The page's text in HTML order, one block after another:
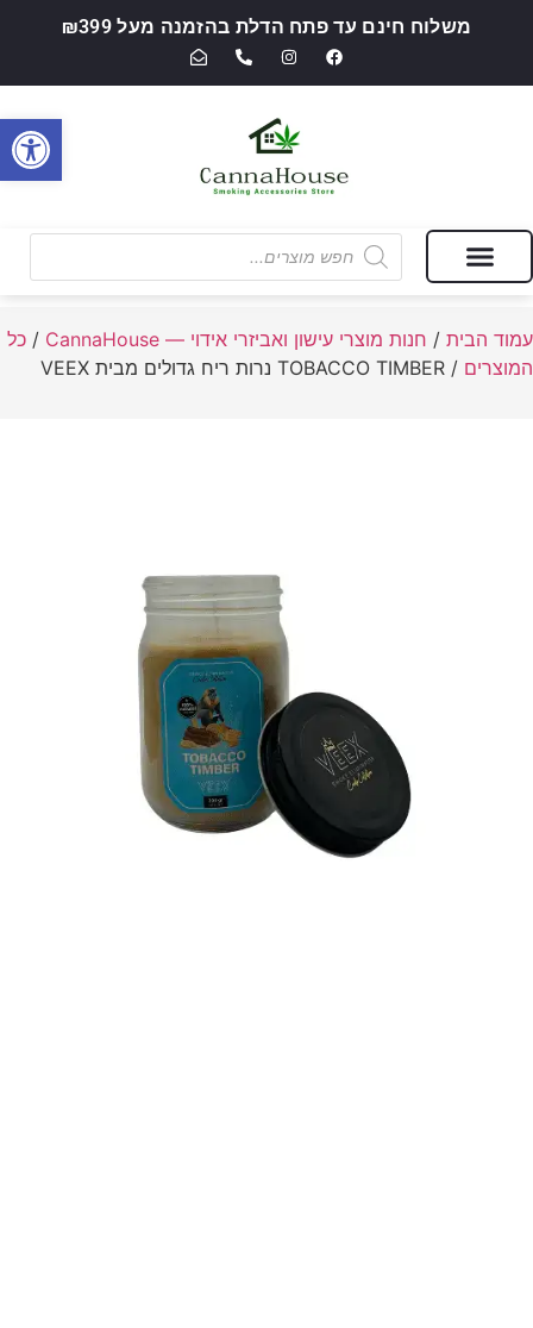
משלוח חינם עד פתח הדלת בהזמנה מעל ₪399
עמוד הבית / חנות מוצרי עישון ואביזרי אידוי — CannaHouse / כל
המוצרים / TOBACCO TIMBER נרות ריח גדולים מבית VEEX
פתח